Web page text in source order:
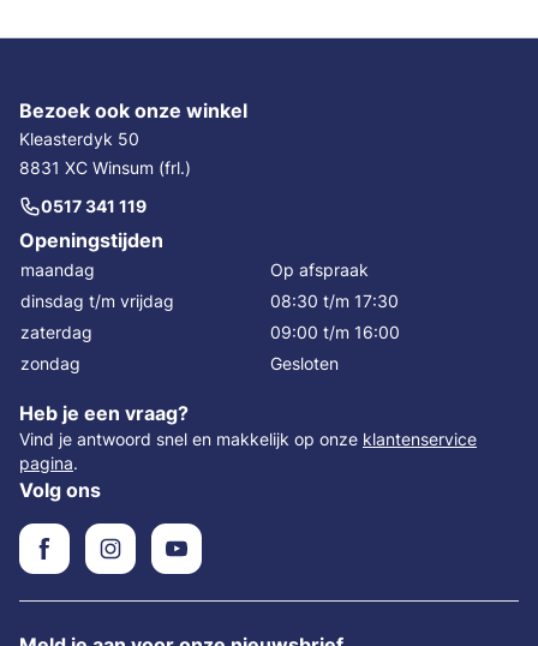
Bezoek ook onze winkel
Kleasterdyk 50
8831 XC Winsum (frl.)
0517 341 119
Openingstijden
maandag
Op afspraak
dinsdag t/m vrijdag
08:30 t/m 17:30
zaterdag
09:00 t/m 16:00
zondag
Gesloten
Heb je een vraag?
Vind je antwoord snel en makkelijk op onze klantenservice
pagina.
Volg ons